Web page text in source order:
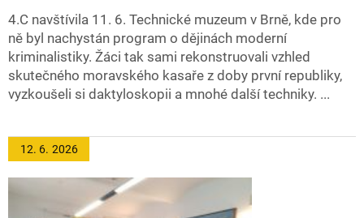
4.C navštívila 11. 6. Technické muzeum v Brně, kde pro
ně byl nachystán program o dějinách moderní
kriminalistiky. Žáci tak sami rekonstruovali vzhled
skutečného moravského kasaře z doby první republiky,
vyzkoušeli si daktyloskopii a mnohé další techniky. ...
12. 6. 2026